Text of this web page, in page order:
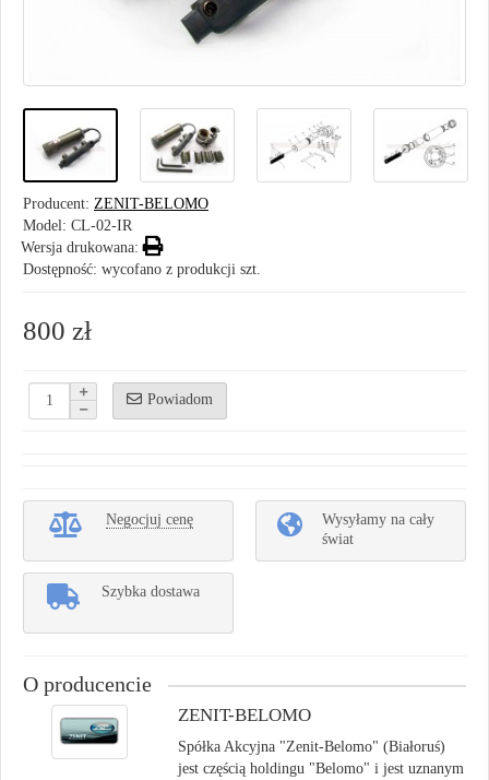
Producent: ZENIT-BELOMO
Model: CL-02-IR
Wersja drukowana:
Dostępność: wycofano z produkcji szt.
800 zł
Powiadom
Negocjuj cenę
Wysyłamy na cały
świat
Szybka dostawa
O producencie
ZENIT-BELOMO
Spółka Akcyjna "Zenit-Belomo" (Białoruś)
jest częścią holdingu "Belomo" i jest uznanym